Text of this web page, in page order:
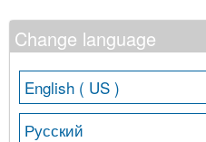
Change language
English ( US )
Русский